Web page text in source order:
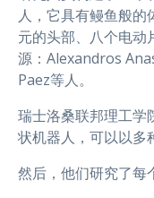
人，它具有鳗鱼般
元的头部、八个电
源：Alexandros
Paez等人。
瑞士洛桑联邦理工学
状机器人，可以以多
然后，他们研究了每